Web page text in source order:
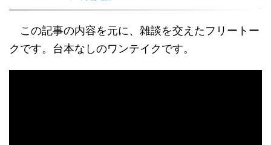
この記事の内容を元に、雑談を交えたフリートー
クです。台本なしのワンテイクです。